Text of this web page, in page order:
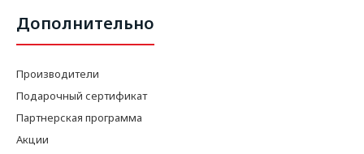
Дополнительно
Производители
Подарочный сертификат
Партнерская программа
Акции